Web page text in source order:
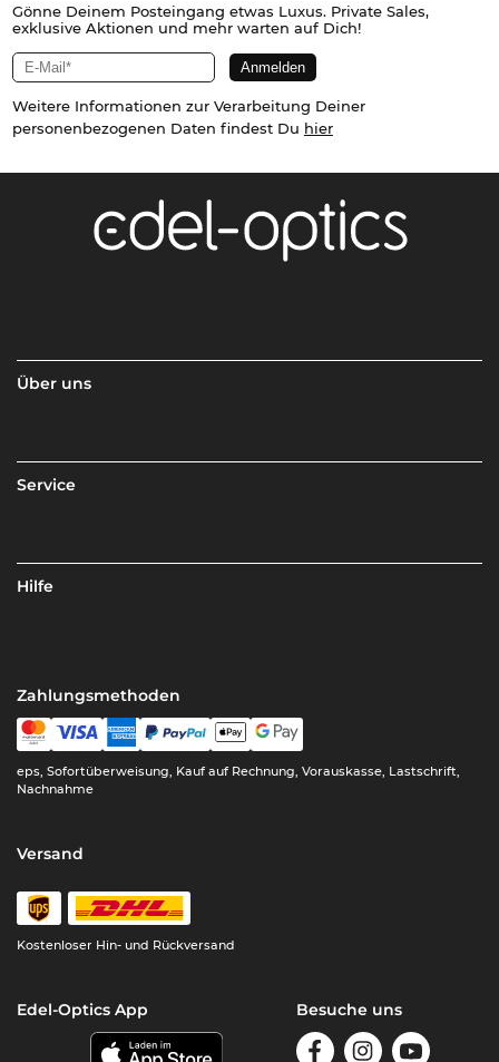
Gönne Deinem Posteingang etwas Luxus. Private Sales,
exklusive Aktionen und mehr warten auf Dich!
Weitere Informationen zur Verarbeitung Deiner
personenbezogenen Daten findest Du hier
Über uns
Service
Hilfe
Zahlungsmethoden
eps, Sofortüberweisung, Kauf auf Rechnung, Vorauskasse, Lastschrift,
Nachnahme
Versand
Kostenloser Hin- und Rückversand
Edel-Optics App Besuche uns